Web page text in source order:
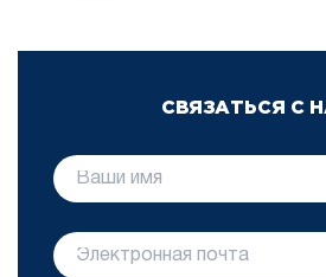
СВЯЗАТЬСЯ С